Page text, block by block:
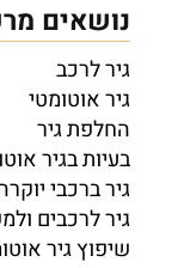
נושאים
גיר לרכב
גיר אוטומטי
החלפת גיר
בעיות בגיר
גיר ברכבי
גיר לרכבים
שיפוץ גיר